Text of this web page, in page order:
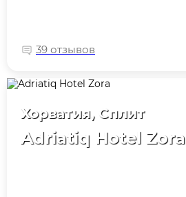
39 отзывов
Хорватия, Сплит
Adriatiq Hotel Zora